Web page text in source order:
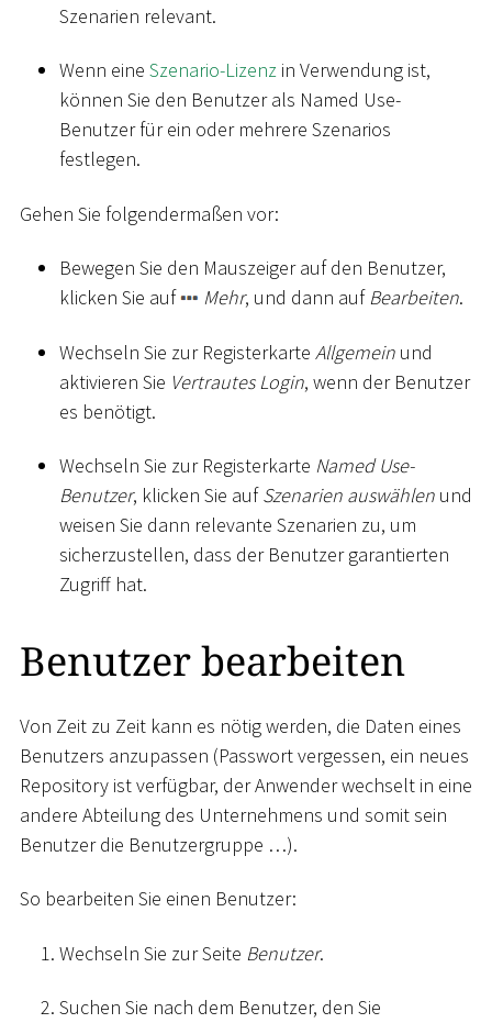
Szenarien relevant.
Wenn eine Szenario-Lizenz in Verwendung ist,
können Sie den Benutzer als Named Use-
Benutzer für ein oder mehrere Szenarios
festlegen.
Gehen Sie folgendermaßen vor:
Bewegen Sie den Mauszeiger auf den Benutzer,
klicken Sie auf
Mehr, und dann aufBearbeiten.
Wechseln Sie zur Registerkarte Allgemein und
aktivieren Sie Vertrautes Login, wenn der Benutzer
es benötigt.
Wechseln Sie zur Registerkarte Named Use-
Benutzer, klicken Sie aufSzenarien auswählen und
weisen Sie dann relevante Szenarien zu, um
sicherzustellen, dass der Benutzer garantierten
Zugriff hat.
Benutzer bearbeiten
Von Zeit zu Zeit kann es nötig werden, die Daten eines
Benutzers anzupassen (Passwort vergessen, ein neues
Repository ist verfügbar, der Anwender wechselt in eine
andere Abteilung des Unternehmens und somit sein
Benutzer die Benutzergruppe …).
So bearbeiten Sie einen Benutzer:
Wechseln Sie zur Seite Benutzer.
Suchen Sie nach dem Benutzer, den Sie